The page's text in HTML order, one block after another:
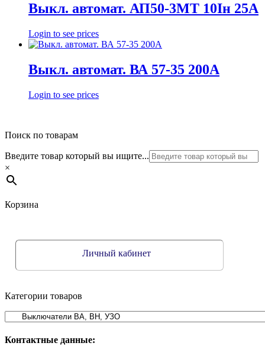
Выкл. автомат. АП50-3МТ 10Iн 25А
Login to see prices
Выкл. автомат. ВА 57-35 200А
Login to see prices
Поиск по товарам
Введите товар который вы ищите...
×
Корзина
Личный кабинет
Категории товаров
Контактные данные: